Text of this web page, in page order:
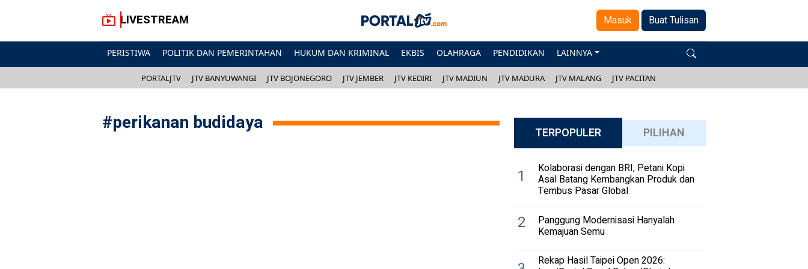
LIVESTREAM Masuk Buat Tulisan
PERISTIWA POLITIK DAN PEMERINTAHAN HUKUM DAN KRIMINAL EKBIS OLAHRAGA PENDIDIKAN LAINNYA
PORTALJTV JTV BANYUWANGI JTV BOJONEGORO JTV JEMBER JTV KEDIRI JTV MADIUN JTV MADURA JTV MALANG JTV PACITAN
#perikanan budidaya TERPOPULER PILIHAN
1 Kolaborasi dengan BRI, Petani Kopi
Asal Batang Kembangkan Produk dan
Tembus Pasar Global
2 Panggung Modernisasi Hanyalah
Kemajuan Semu
Rekap Hasil Taipei Open 2026: